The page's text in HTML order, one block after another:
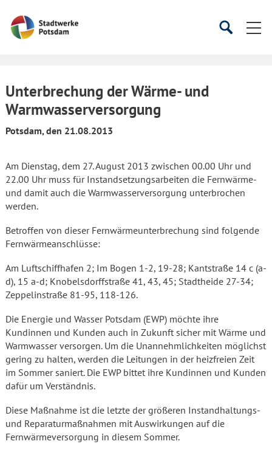
Startseite
SucheSuche
Unterbrechung der Wärme- und
Warmwasserversorgung
Potsdam, den 21.08.2013
Am Dienstag, dem 27. August 2013 zwischen 00.00 Uhr und
22.00 Uhr muss für Instandsetzungsarbeiten die Fernwärme-
und damit auch die Warmwasserversorgung unterbrochen
werden.
Betroffen von dieser Fernwärmeunterbrechung sind folgende
Fernwärmeanschlüsse:
Am Luftschiffhafen 2; Im Bogen 1-2, 19-28; Kantstraße 14 c (a-
d), 15 a-d; Knobelsdorffstraße 41, 43, 45; Stadtheide 27-34;
Zeppelinstraße 81-95, 118-126.
Die Energie und Wasser Potsdam (EWP) möchte ihre
Kundinnen und Kunden auch in Zukunft sicher mit Wärme und
Warmwasser versorgen. Um die Unannehmlichkeiten möglichst
gering zu halten, werden die Leitungen in der heizfreien Zeit
im Sommer saniert. Die EWP bittet ihre Kundinnen und Kunden
dafür um Verständnis.
Diese Maßnahme ist die letzte der größeren Instandhaltungs-
und Reparaturmaßnahmen mit Auswirkungen auf die
Fernwärmeversorgung in diesem Sommer.